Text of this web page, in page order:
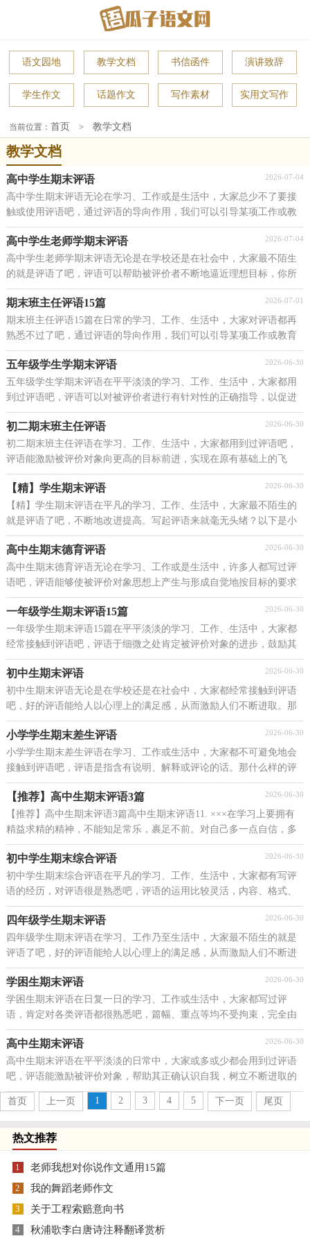
语文园地 教学文档 书信函件 演讲致辞
学生作文 话题作文 写作素材 实用文写作
当前位置：首页 > 教学文档
教学文档
高中学生期末评语 2026-07-04
高中学生期末评语无论在学习、工作或是生活中，大家总少不了要接
触或使用评语吧，通过评语的导向作用，我们可以引导某项工作或教
育活动朝正确方向发展。那么你有真正了解过评语吗...
高中学生老师学期末评语 2026-07-04
高中学生老师学期末评语无论是在学校还是在社会中，大家最不陌生
的就是评语了吧，评语可以帮助被评价者不断地逼近理想目标，你所
知道的评语是都是什么样子的？下面是小编为大家收集...
期末班主任评语15篇 2026-07-01
期末班主任评语15篇在日常的学习、工作、生活中，大家对评语都再
熟悉不过了吧，通过评语的导向作用，我们可以引导某项工作或教育
活动朝正确方向发展。其实很多朋友都不太清楚什么...
五年级学生学期末评语 2026-06-30
五年级学生学期末评语在平平淡淡的学习、工作、生活中，大家都用
到过评语吧，评语可以对被评价者进行有针对性的正确指导，以促进
其学习或工作的进步。你会写评语吗？下面是小编帮大...
初二期末班主任评语 2026-06-30
初二期末班主任评语在学习、工作、生活中，大家都用到过评语吧，
评语能激励被评价对象向更高的目标前进，实现在原有基础上的飞
跃。你知道评语怎样写才恰当吗？以下是小编整理的初二...
【精】学生期末评语 2026-06-30
【精】学生期末评语在平凡的学习、工作、生活中，大家最不陌生的
就是评语了吧，不断地改进提高。写起评语来就毫无头绪？以下是小
编整理的学生期末评语，希望能够帮助到大家。学生期...
高中生期末德育评语 2026-06-30
高中生期末德育评语无论在学习、工作或是生活中，许多人都写过评
语吧，评语能够使被评价对象思想上产生与形成自觉地按目标的要求
和步骤前进的意识。相信许多人会觉得评语很难写...
一年级学生期末评语15篇 2026-06-30
一年级学生期末评语15篇在平平淡淡的学习、工作、生活中，大家都
经常接触到评语吧，评语于细微之处肯定被评价对象的进步，鼓励其
自信。那么要怎样才能写得出好的评语呢？以下是小编...
初中生期末评语 2026-06-30
初中生期末评语无论是在学校还是在社会中，大家都经常接触到评语
吧，好的评语能给人以心理上的满足感，从而激励人们不断进取。那
么你有真正了解过评语吗？下面是小编精心整理的初中...
小学学生期末差生评语 2026-06-30
小学学生期末差生评语在学习、工作或生活中，大家都不可避免地会
接触到评语吧，评语是指含有说明、解释或评论的话。那什么样的评
语才好的评语呢？以下是小编整理的小学学生期末差...
【推荐】高中生期末评语3篇 2026-06-30
【推荐】高中生期末评语3篇高中生期末评语11. ×××在学习上要拥有
精益求精的精神，不能知足常乐，裹足不前。对自己多一点自信，多
一点肯定，多一点鼓励，让自己更加的英姿勃发。自...
初中学生期末综合评语 2026-06-30
初中学生期末综合评语在平凡的学习、工作、生活中，大家都有写评
语的经历，对评语很是熟悉吧，评语的运用比较灵活，内容、格式、
写起评语来就毫无头绪？下面是小编帮大家整理的初中学...
四年级学生期末评语 2026-06-30
四年级学生期末评语在学习、工作乃至生活中，大家最不陌生的就是
评语了吧，好的评语能给人以心理上的满足感，从而激励人们不断进
取。那么问题来了，到底什么样的评语才是好的评语呢...
学困生期末评语 2026-06-30
学困生期末评语在日复一日的学习、工作或生活中，大家都写过评
语，肯定对各类评语都很熟悉吧，篇幅、重点等均不受拘束，完全由
考评者自由掌握，不存在标准规范。你知道评语怎样写才恰...
高中生期末评语 2026-06-30
高中生期末评语在平平淡淡的日常中，大家或多或少都会用到过评语
吧，评语能激励被评价对象，帮助其正确认识自我，树立不断进取的
信心。你所知道的评语是都是什么样子的？下面是小编为...
首页
上一页 1 2 3 4 5 下一页 尾页
热文推荐
1 老师我想对你说作文通用15篇
2 我的舞蹈老师作文
3 关于工程索赔意向书
4 秋浦歌李白唐诗注释翻译赏析